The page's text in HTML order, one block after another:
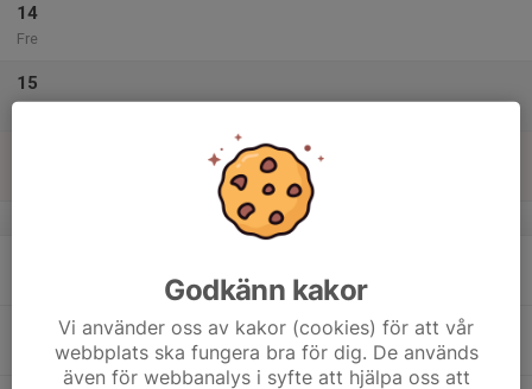
14
Fre
15
v.34
Godkänn kakor
Vi använder oss av kakor (cookies) för att vår
webbplats ska fungera bra för dig. De används
även för webbanalys i syfte att hjälpa oss att